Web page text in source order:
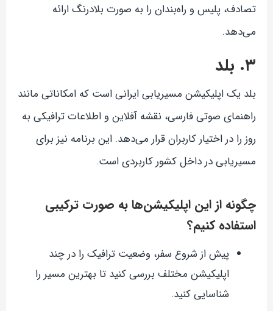
تصادف، پلیس و راه‌بندان را به صورت بلادرنگ ارائه
می‌دهد.
۳. بلد
بلد یک اپلیکیشن مسیریابی ایرانی است که امکاناتی مانند
راهنمای صوتی فارسی، نقشه آفلاین و اطلاعات ترافیکی به
روز را در اختیار کاربران قرار می‌دهد. این برنامه نیز برای
مسیریابی در داخل کشور کاربردی است.
چگونه از این اپلیکیشن‌ها به صورت ترکیبی
استفاده کنیم؟
پیش از شروع سفر، وضعیت ترافیک را در چند
اپلیکیشن مختلف بررسی کنید تا بهترین مسیر را
شناسایی کنید.